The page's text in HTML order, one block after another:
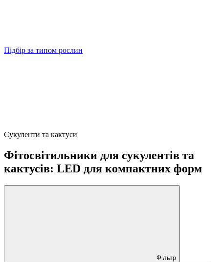
Підбір за типом рослин
Сукуленти та кактуси
Фітосвітильники для сукулентів та
кактусів: LED для компактних форм
Фільтр